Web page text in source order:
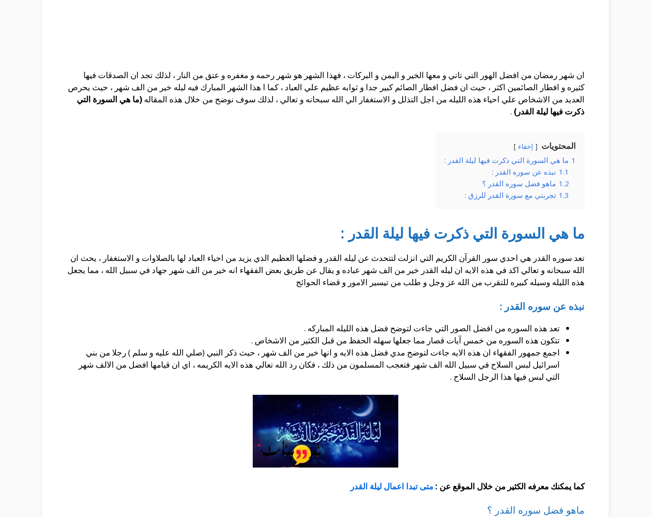
ان شهر رمضان من افضل الهور التي تاتي و معها الخير و اليمن و البركات ، فهذا الشهر هو شهر رحمه و مغفره و عتق من النار ، لذلك تجد ان الصدقات فيها
كثيره و افطار الصائمين اكثر ، حيث ان فضل افطار الصائم كبير جدا و ثوابه عظيم علي العباد ، كما ا هذا الشهر المبارك فيه ليله خير من الف شهر ، حيث يحرص
العديد من الاشخاص علي احياء هذه الليله من اجل التذلل و الاستغفار الي الله سبحانه و تعالي ، لذلك سوف نوضح من خلال هذه المقاله (ما هي السورة التي
ذكرت فيها ليلة القدر) .
المحتويات إخفاء
1 ما هي السورة التي ذكرت فيها ليلة القدر :
1.1 نبذه عن سوره القدر :
1.2 ماهو فضل سوره القدر ؟
1.3 تجربتي مع سورة القدر للرزق :
ما هي السورة التي ذكرت فيها ليلة القدر :
تعد سوره القدر هي احدي سور القرآن الكريم التي انزلت لتتحدث عن ليله القدر و فضلها العظيم الذي يزيد من احياء العباد لها بالصلاوات و الاستغفار ، يحث ان
الله سبحانه و تعالي اكد في هذه الايه ان ليله القدر خير من الف شهر عباده و يقال عن طريق بعض الفقهاء انه خير من الف شهر جهاد في سبيل الله ، مما يجعل
هذه الليله وسيله كبيره للتقرب من الله عز وجل و طلب من تيسير الامور و قضاء الحوائج
نبذه عن سوره القدر :
تعد هذه السوره من افضل الصور التي جاءت لتوضح فضل هذه الليله المباركه .
تتكون هذه السوره من خمس آيات قصار مما جعلها سهله الحفظ من قبل الكثير من الاشخاص .
اجمع جمهور الفقهاء ان هذه الايه جاءت لتوضح مدي فضل هذه الايه و انها خير من الف شهر ، حيث ذكر النبي (صلي الله عليه و سلم ) رجلا من بني
اسرائيل لبس السلاح في سبيل الله الف شهر فتعجب المسلمون من ذلك ، فكان رد الله تعالي هذه الايه الكريمه ، اي ان قيامها افضل من الالف شهر
التي لبس فيها هذا الرجل السلاح .
كما يمكنك معرفه الكثير من خلال الموقع عن : متى تبدا اعمال ليلة القدر
ماهو فضل سوره القدر ؟